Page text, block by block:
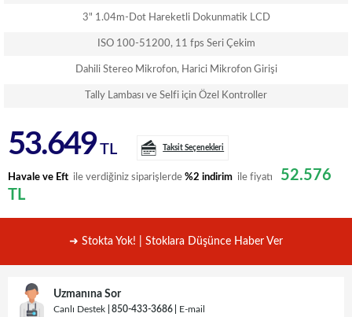
3" 1.04m-Dot Hareketli Dokunmatik LCD
ISO 100-51200, 11 fps Seri Çekim
Dahili Stereo Mikrofon, Harici Mikrofon Girişi
Tally Lambası ve Selfi için Özel Kontroller
53.649 TL Taksit Seçenekleri
Havale ve Eft ile verdiğiniz siparişlerde %2 indirim ile fiyatı
52.576
TL
➜ Stokta Yok! | Stoklara Düşünce Haber Ver
Uzmanına Sor
Canlı Destek 850-433-3686 E-mail